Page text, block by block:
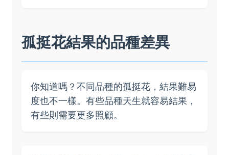
孤挺花結果的品種差異
你知道嗎？不同品種的孤挺花，結果難易
度也不一樣。有些品種天生就容易結果，
有些則需要更多照顧。